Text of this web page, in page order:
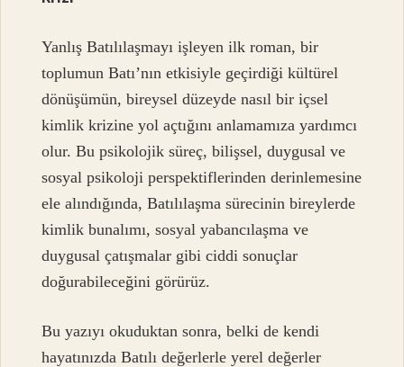
Yanlış Batılılaşmayı işleyen ilk roman, bir
toplumun Batı’nın etkisiyle geçirdiği kültürel
dönüşümün, bireysel düzeyde nasıl bir içsel
kimlik krizine yol açtığını anlamamıza yardımcı
olur. Bu psikolojik süreç, bilişsel, duygusal ve
sosyal psikoloji perspektiflerinden derinlemesine
ele alındığında, Batılılaşma sürecinin bireylerde
kimlik bunalımı, sosyal yabancılaşma ve
duygusal çatışmalar gibi ciddi sonuçlar
doğurabileceğini görürüz.
Bu yazıyı okuduktan sonra, belki de kendi
hayatınızda Batılı değerlerle yerel değerler